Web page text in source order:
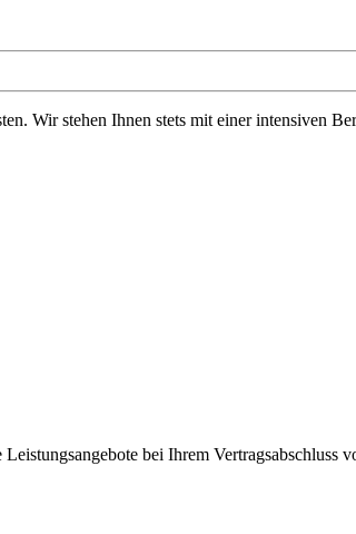
Wir stehen Ihnen stets mit einer intensiven
bei Ihrem Vertragsabschluss